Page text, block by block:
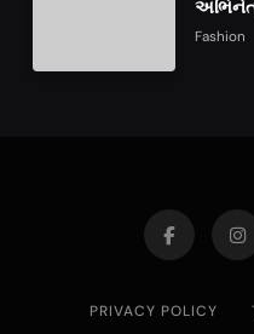
વીકમાં
Fashion
PRIVACY POLICY